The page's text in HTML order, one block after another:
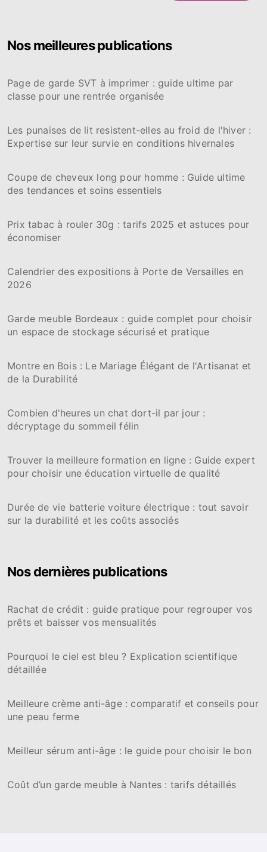
r
e
r
Nos meilleures publications
Page de garde SVT à imprimer : guide ultime par
classe pour une rentrée organisée
Les punaises de lit resistent-elles au froid de l'hiver :
Expertise sur leur survie en conditions hivernales
Coupe de cheveux long pour homme : Guide ultime
des tendances et soins essentiels
Prix tabac à rouler 30g : tarifs 2025 et astuces pour
économiser
Calendrier des expositions à Porte de Versailles en
2026
Garde meuble Bordeaux : guide complet pour choisir
un espace de stockage sécurisé et pratique
Montre en Bois : Le Mariage Élégant de l'Artisanat et
de la Durabilité
Combien d'heures un chat dort-il par jour :
décryptage du sommeil félin
Trouver la meilleure formation en ligne : Guide expert
pour choisir une éducation virtuelle de qualité
Durée de vie batterie voiture électrique : tout savoir
sur la durabilité et les coûts associés
Nos dernières publications
Rachat de crédit : guide pratique pour regrouper vos
prêts et baisser vos mensualités
Pourquoi le ciel est bleu ? Explication scientifique
détaillée
Meilleure crème anti-âge : comparatif et conseils pour
une peau ferme
Meilleur sérum anti-âge : le guide pour choisir le bon
Coût d’un garde meuble à Nantes : tarifs détaillés